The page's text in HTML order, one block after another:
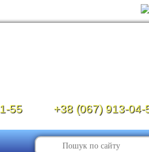
55 +38 (067) 913-04-